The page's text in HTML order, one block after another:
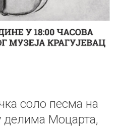
соло песма на
делима Моцарта,